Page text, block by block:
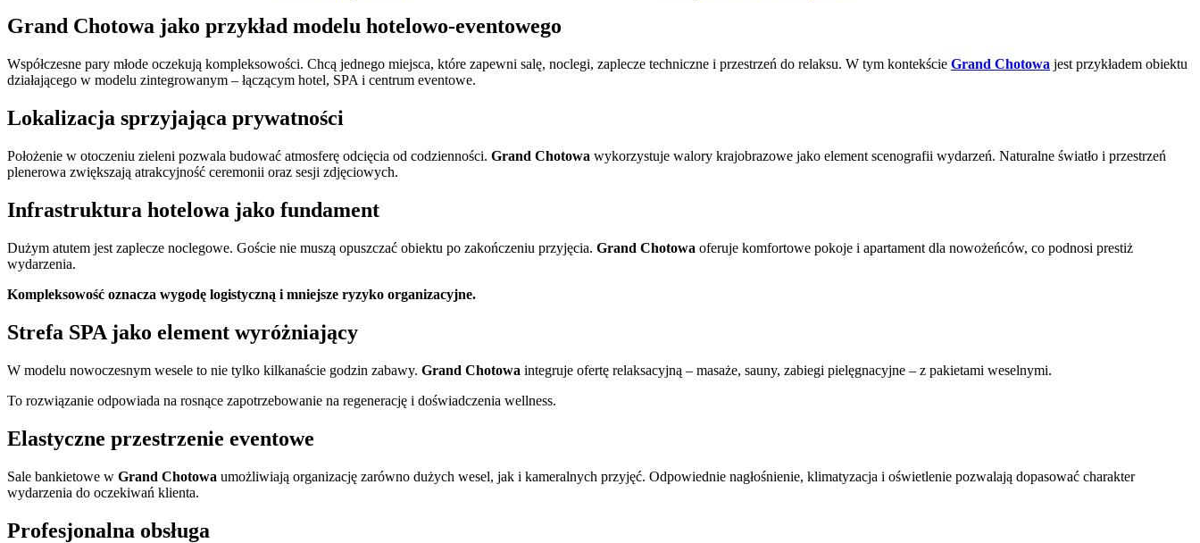
Grand Chotowa jako przykład modelu hotelowo-eventowego
Współczesne pary młode oczekują kompleksowości. Chcą jednego miejsca, które zapewni salę, noclegi, zaplecze techniczne i przestrzeń do relaksu. W tym kontekście Grand Chotowa jest przykładem obiektu
działającego w modelu zintegrowanym – łączącym hotel, SPA i centrum eventowe.
Lokalizacja sprzyjająca prywatności
Położenie w otoczeniu zieleni pozwala budować atmosferę odcięcia od codzienności. Grand Chotowa wykorzystuje walory krajobrazowe jako element scenografii wydarzeń. Naturalne światło i przestrzeń
plenerowa zwiększają atrakcyjność ceremonii oraz sesji zdjęciowych.
Infrastruktura hotelowa jako fundament
Dużym atutem jest zaplecze noclegowe. Goście nie muszą opuszczać obiektu po zakończeniu przyjęcia. Grand Chotowa oferuje komfortowe pokoje i apartament dla nowożeńców, co podnosi prestiż
wydarzenia.
Kompleksowość oznacza wygodę logistyczną i mniejsze ryzyko organizacyjne.
Strefa SPA jako element wyróżniający
W modelu nowoczesnym wesele to nie tylko kilkanaście godzin zabawy. Grand Chotowa integruje ofertę relaksacyjną – masaże, sauny, zabiegi pielęgnacyjne – z pakietami weselnymi.
To rozwiązanie odpowiada na rosnące zapotrzebowanie na regenerację i doświadczenia wellness.
Elastyczne przestrzenie eventowe
Sale bankietowe w Grand Chotowa umożliwiają organizację zarówno dużych wesel, jak i kameralnych przyjęć. Odpowiednie nagłośnienie, klimatyzacja i oświetlenie pozwalają dopasować charakter
wydarzenia do oczekiwań klienta.
Profesjonalna obsługa